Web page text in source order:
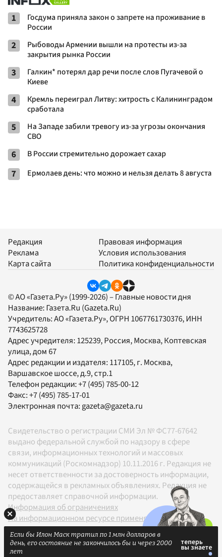
1
Госдума приняла закон о запрете на проживание в
России
2
Рыбоводы Армении вышли на протесты из-за
закрытия рынка России
3
Галкин* потерял дар речи после слов Пугачевой о
Киеве
4
Кремль переиграл Литву: хитрость с Калининградом
сработала
5
На Западе забили тревогу из-за угрозы окончания
СВО
6 В России стремительно дорожает сахар
7 Ермолаев день: что можно и нельзя делать 8 августа
Редакция
Реклама
Карта сайта
Правовая информация
Условия использования
Политика конфиденциальности
© АО «Газета.Ру» (1999-2026) – Главные новости дня
Название: Газета.Ru (Gazeta.Ru)
Учредитель:АО «Газета.Ру», ОГРН 1067761730376, ИНН
7743625728
Адрес учредителя: 125239, Россия, Москва, Коптевская
улица, дом 67
Адрес редакции и издателя: 117105, г. Москва,
Варшавское шоссе, д.9, стр.1
Телефон редакции:+7 (495) 785-00-12
Факс:+7 (495) 785-17-01
Электронная почта: gazeta@gazeta.ru
Свидетельство о регистрации СМИ Эл № ФС77-67642
выдано федеральной службой по надзору в сфере
связи, информационных технологий и массовых
коммуникаций (Роскомнадзор) 10.11.2016 г. Редакция не
несет ответственности за достоверность информации,
содержащейся в рекламных объявлениях. Редакция не
предоставляет справочной информации.
Информация об ограничениях
На информационном ресурсе применяются
рекомендательные технологии в соответствии с
Правилами
Если бы Илон Маск тратил по 1 млн долларов в
день, его состояние не закончилось бы и через 2000
лет